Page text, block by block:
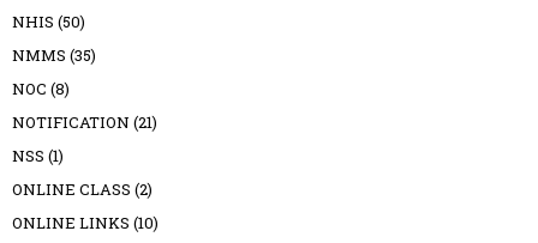
NHIS (50)
NMMS (35)
NOC (8)
NOTIFICATION (21)
NSS (1)
ONLINE CLASS (2)
ONLINE LINKS (10)